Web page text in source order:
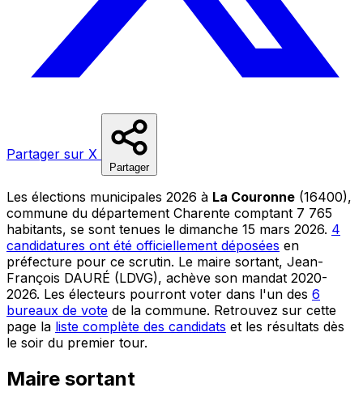
Partager sur X
Partager
Les élections municipales 2026 à La Couronne (16400),
commune du département Charente comptant 7 765
habitants, se sont tenues le dimanche 15 mars 2026. 4
candidatures ont été officiellement déposées en
préfecture pour ce scrutin. Le maire sortant, Jean-
François DAURÉ (LDVG), achève son mandat 2020-
2026. Les électeurs pourront voter dans l'un des 6
bureaux de vote de la commune. Retrouvez sur cette
page la liste complète des candidats et les résultats dès
le soir du premier tour.
Maire sortant